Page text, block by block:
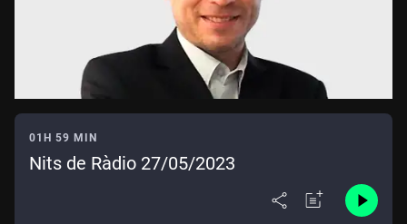
01H 59 MIN
Nits de Ràdio 27/05/2023